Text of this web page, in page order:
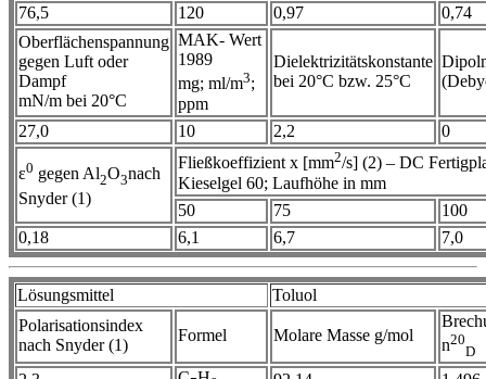
76,5
120 0,97
0,74
Oberflächenspannung
gegen Luft oder
Dampf
mN/m bei 20°C
MAK- Wert
1989
mg; ml/m3;
ppm
Dielektrizitätskonstante
bei 20°C bzw. 25°C
27,0 10 2,2 0
ε0 gegen Al2O3nach
Snyder (1)
Fließkoeffizient x [mm2/s] (2) – DC
Kieselgel 60; Laufhöhe in mm
50
75
100
0,18
6,1 6,7 7,0
Lösungsmittel
Toluol
Polarisationsindex
nach Snyder (1)
Formel Molare Masse g/mol
n20
D